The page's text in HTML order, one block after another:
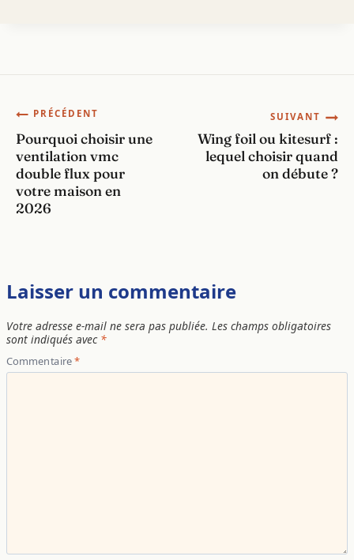
Navigation
de
l’article
PRÉCÉDENT
Pourquoi choisir une
ventilation vmc
double flux pour
votre maison en
2026
SUIVANT
Wing foil ou kitesurf :
lequel choisir quand
on débute ?
Laisser un commentaire
Votre adresse e-mail ne sera pas publiée. Les champs obligatoires
sont indiqués avec *
Commentaire*